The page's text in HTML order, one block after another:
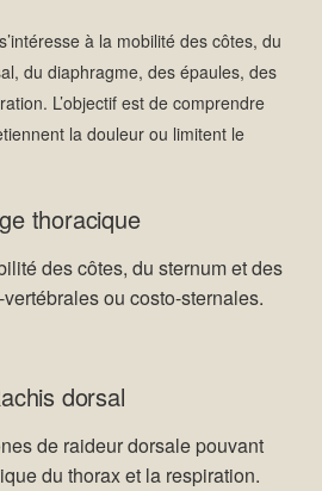
à la mobilité des côtes, du
du diaphragme, des épaules, des
L’objectif est de comprendre
la douleur ou limitent le
thoracique
des côtes, du sternum et des
ou costo-sternales.
dorsal
de raideur dorsale pouvant
du thorax et la respiration.